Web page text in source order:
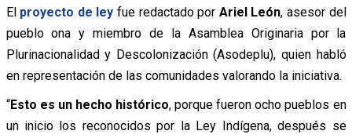
El proyecto de ley fue redactado por Ariel León, asesor del
pueblo ona y miembro de la Asamblea Originaria por la
Plurinacionalidad y Descolonización (Asodeplu), quien habló
en representación de las comunidades valorando la iniciativa.
“Esto es un hecho histórico, porque fueron ocho pueblos en
un inicio los reconocidos por la Ley Indígena, después se